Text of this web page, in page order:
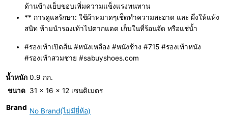
ด้านข้างเย็บขอบเพิ่มความแข็งแรงทนทาน
** การดูแลรักษา: ใช้ผ้าหมาดๆเช็ดทำความสะอาด และ ผึ่งให้แห้ง
สนิท ห้ามนำรองเท้าไปตากแดด เก็บในที่ร้อนจัด หรือแช่น้ำ
#รองเท้าเปิดส้น #หนังเหลือง #หนังช้าง #715 #รองเท้าหนัง
#รองเท้าสวมชาย #sabuyshoes.com
น้ำหนัก 0.9 กก.
ขนาด 31 × 16 × 12 เซนติเมตร
Brand No Brand(ไม่มียี่ห้อ)